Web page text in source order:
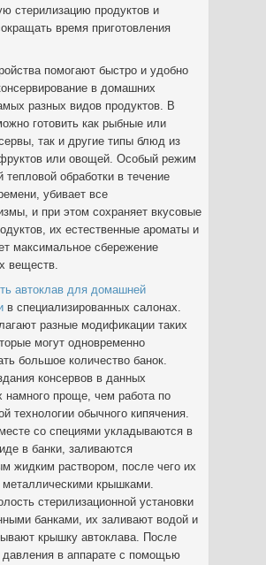
стерилизацию продуктов и
время приготовления
помогают быстро и удобно
в домашних
разных видов продуктов. В
готовить как рыбные или
так и другие типы блюд из
или овощей. Особый режим
тепловой обработки в течение
убивает все
и при этом сохраняет вкусовые
их естественные ароматы и
максимальное сбережение
веществ.
автоклав для домашней
в специализированных салонах.
разные модификации таких
могут одновременно
большое количество банок.
консервов в данных
намного проще, чем работа по
технологии обычного кипячения.
со специями укладываются в
в банки, заливаются
жидким раствором, после чего их
металлическими крышками.
стерилизационной установки
банками, их заливают водой и
крышку автоклава. После
давления в аппарате с помощью